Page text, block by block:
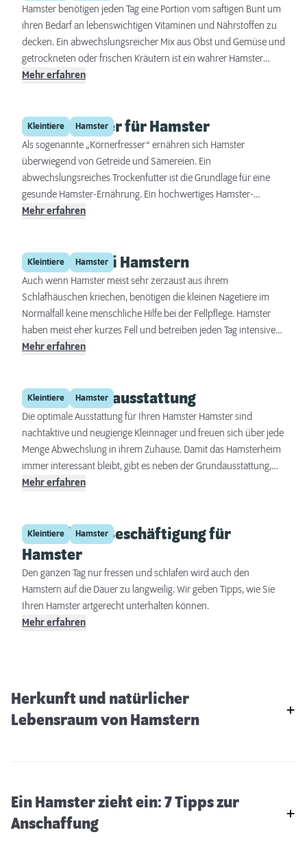
Hamster benötigen jeden Tag eine Portion vom saftigen Bunt um
ihren Bedarf an lebenswichtigen Vitaminen und Nährstoffen zu
decken. Ein abwechslungsreicher Mix aus Obst und Gemüse und
getrockneten oder frischen Kräutern ist ein wahrer Hamster
Schmaus. Insbesondere eine bunte Mischung verschiedener
Mangelerscheinungen vor. Geeignete Gemüsesorten sind
beispielsweise Karotten, Gurken, Eisbergsalat, Paprika und
Tomaten.
Mehr erfahren
Kleintiere Hamster
Trockenfutter für Hamster
Als sogenannte „Körnerfresser“ ernähren sich Hamster
überwiegend von Getreide und Sämereien. Ein
abwechslungsreiches Trockenfutter ist die Grundlage für eine
gesunde Hamster-Ernährung. Ein hochwertiges Hamster-
Trockenfutter besteht überwiegend aus Getreide, wie zum
Sesam sollten ebenfalls in der Hamsternahrung enthalten sein.
Mehr erfahren
Kleintiere Hamster
Fellpflege bei Hamstern
Auch wenn Hamster meist sehr zerzaust aus ihrem
Schlafhäuschen kriechen, benötigen die kleinen Nagetiere im
Normalfall keine menschliche Hilfe bei der Fellpflege. Hamster
haben meist eher kurzes Fell und betreiben jeden Tag intensive
Fellpflege. Da die kleinen Nager das sehr gut alleine können und
meist nur unnötigen Stress.
Mehr erfahren
Kleintiere Hamster
Hamster Erstausstattung
Die optimale Ausstattung für Ihren Hamster Hamster sind
nachtaktive und neugierige Kleinnager und freuen sich über jede
Menge Abwechslung in ihrem Zuhause. Damit das Hamsterheim
immer interessant bleibt, gibt es neben der Grundausstattung,
die unter anderem aus Schlafhaus, Trinkflasche und Futternapf
Markt und profitieren Sie von unserer fachkundigen und
individuellen Beratung zur Erstausstattung für
großen Sortiment rund um Hamsterbedarf und
Hamsterzubehör! Zur Marktsuche
Mehr erfahren
Kleintiere Hamster
Die richtige Beschäftigung für
Hamster
Den ganzen Tag nur fressen und schlafen wird auch den
Hamstern auf die Dauer zu langweilig. Wir geben Tipps, wie Sie
Ihren Hamster artgerecht unterhalten können.
Mehr erfahren
Herkunft und natürlicher
Lebensraum von Hamstern
Ein Hamster zieht ein: 7 Tipps zur
Anschaffung